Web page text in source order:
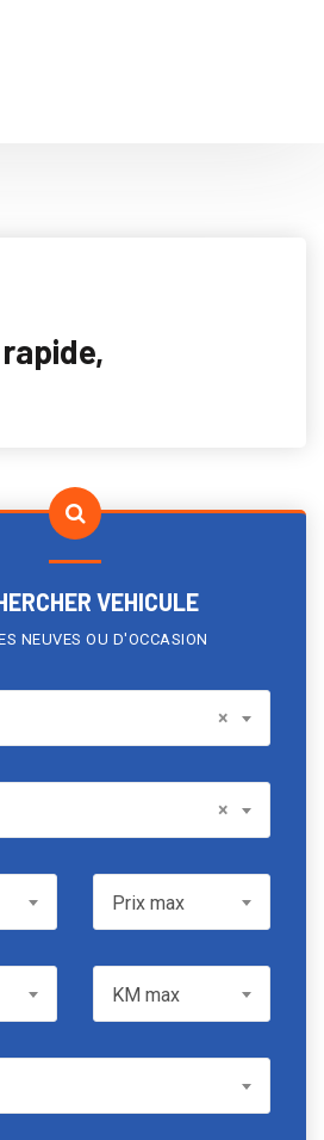
VEHICULE
NEUVES OU D'OCCASION
×
×
Prix maxPrix max
KM max